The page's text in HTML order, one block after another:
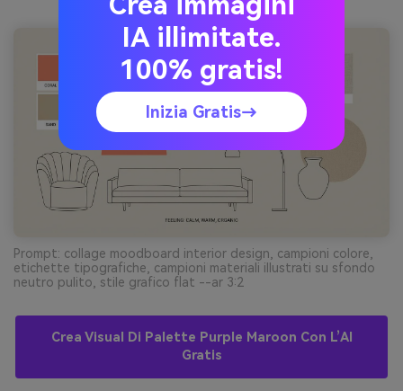
Prompt: collage moodboard interior design, campioni colore,
etichette tipografiche, campioni materiali illustrati su sfondo
neutro pulito, stile grafico flat --ar 3:2
Crea Visual Di Palette Purple Maroon Con L’AI
Gratis
IA illimitate.
100% gratis!
Inizia Gratis→